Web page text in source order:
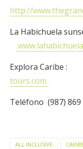
http://
La Habichuela
Explora
tours.com
Teléfono (987) 869
ALL INCLUSIVE